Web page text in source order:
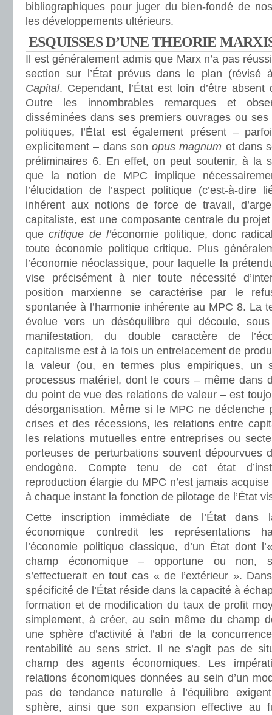
bibliographiques pour juger du bien-fondé de
les développements ultérieurs.
ESQUISSES D’UNE THEORIE
Il est généralement admis que Marx n’a pas
section sur l’État prévus dans le plan (révisé
Capital. Cependant, l’État est loin d’être
Outre les innombrables remarques et
disséminées dans ses premiers ouvrages ou
politiques, l’État est également présent –
explicitement – dans sonopus magnum et dans
préliminaires 6. En effet, on peut soutenir, à la
que la notion de MPC implique
l’élucidation de l’aspect politique (c’est-à-dire
inhérent aux notions de force de travail,
capitaliste, est une composante centrale du
quecritique de l’économie politique, donc
toute économie politique critique. Plus
l’économie néoclassique, pour laquelle la
vise précisément à nier toute nécessité
position marxienne se caractérise par le
spontanée à l’harmonie inhérente au MPC 8. La
évolue vers un déséquilibre qui découle,
manifestation, du double caractère de
capitalisme est à la fois un entrelacement de
la valeur (ou, en termes plus empiriques,
processus matériel, dont le cours – même dans
du point de vue des relations de valeur – est
désorganisation. Même si le MPC ne déclenche
crises et des récessions, les relations entre
les relations mutuelles entre entreprises ou
porteuses de perturbations souvent dépourvues
endogène. Compte tenu de cet état
reproduction élargie du MPC n’est jamais
à chaque instant la fonction de pilotage de l’État
Cette inscription immédiate de l’État dans
économique contredit les représentations
l’économie politique classique, d’un État dont
champ économique – opportune ou non,
s’effectuerait en tout cas « de l’extérieur ».
spécificité de l’État réside dans la capacité à
formation et de modification du taux de profit
simplement, à créer, au sein même du champ
une sphère d’activité à l’abri de la
rentabilité au sens strict. Il ne s’agit pas de
champ des agents économiques. Les
relations économiques données au sein d’un
pas de tendance naturelle à l’équilibre
sphère, ainsi que son expansion effective